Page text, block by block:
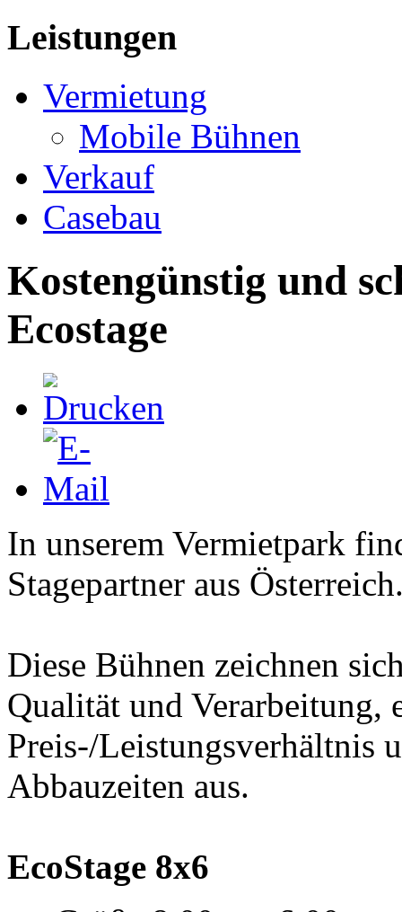
Leistungen
Vermietung
Mobile Bühnen
Verkauf
Casebau
Kostengünstig und
Ecostage
In unserem Vermietpark
Stagepartner aus
Diese Bühnen zeichnen
Qualität und Verarbeitung,
Preis-/Leistungsverhältnis
Abbauzeiten aus.
EcoStage 8x6